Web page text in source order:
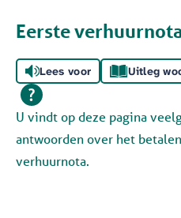
Eerste
Lees voor Uitleg
U vindt op deze pagina
antwoorden over het
verhuurnota.